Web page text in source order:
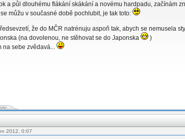
a půl dlouhému flákání skákání a novému hardpadu, začínám
můžu v současné době pochlubit, je tak toto:
že do MČR natrénuju aspoň tak, abych se nemusela
(na dovolenou, ne stěhovat se do Japonska
)
na sebe zvědavá...
2012, 0:07